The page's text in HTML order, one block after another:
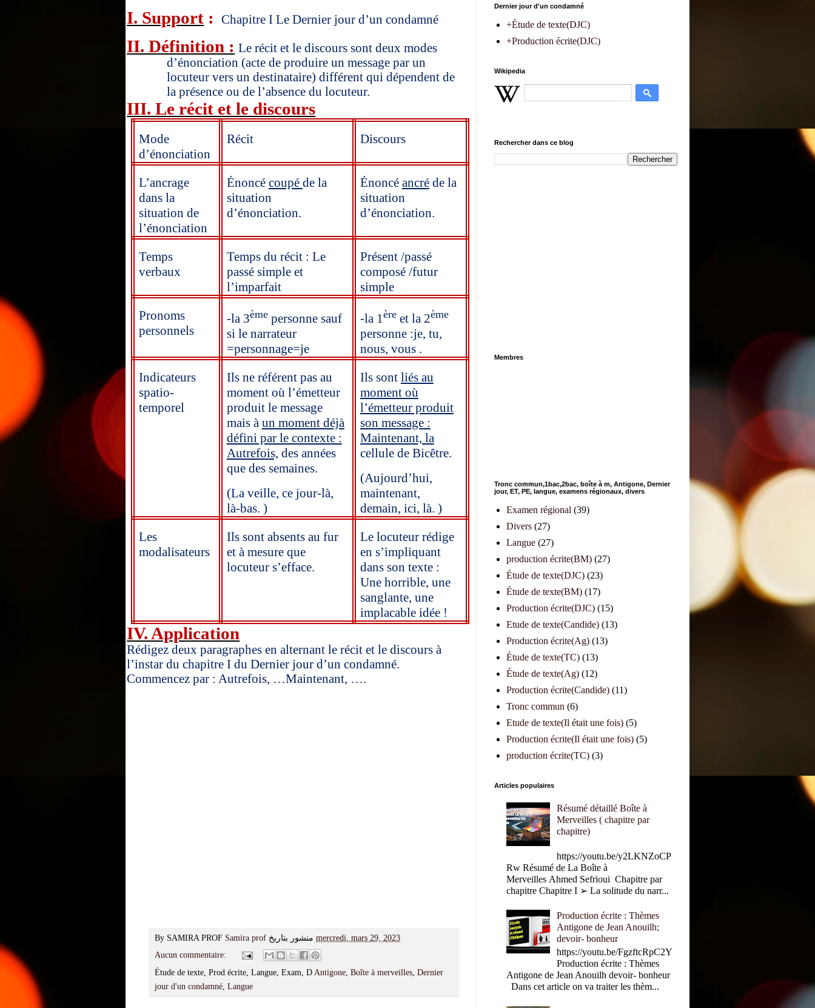
I. Support : Chapitre I Le Dernier jour d’un condamné
II. Définition : Le récit et le discours sont deux modes
d’énonciation (acte de produire un message par un
locuteur vers un destinataire) différent qui dépendent de
la présence ou de l’absence du locuteur.
III. Le récit et le discours
Mode
d’énonciation
Récit Discours
L’ancrage
dans la
situation de
l’énonciation
Énoncé coupé de la
situation
d’énonciation.
Énoncé ancréde la
situation
d’énonciation.
Temps
verbaux
Temps du récit : Le
passé simple et
l’imparfait
Présent /passé
composé /futur
simple
Pronoms
personnels
-la 3èmepersonne sauf
si le narrateur
=personnage=je
-la 1èreet la 2ème
personne :je, tu,
nous, vous .
Indicateurs
spatio-
temporel
Ils ne référent pas au
moment où l’émetteur
produit le message
mais à un moment déjà
défini par le contexte :
Autrefois, des années
que des semaines.
(La veille, ce jour-là,
là-bas. )
Ils sont liés au
moment où
l’émetteur produit
son message :
Maintenant, la
cellule de Bicêtre.
(Aujourd’hui,
maintenant,
demain, ici, là. )
Les
modalisateurs
Ils sont absents au fur
et à mesure que
locuteur s’efface.
Le locuteur rédige
en s’impliquant
dans son texte :
Une horrible, une
sanglante, une
implacable idée !
IV. Application
Rédigez deux paragraphes en alternant le récit et le discours à
l’instar du chapitre I du Dernier jour d’un condamné.
Commencez par : Autrefois, …Maintenant, ….
By SAMIRA PROF Samira prof
mercredi, mars 29, 2023
Aucun commentaire:
Étude de texte, Prod écrite, Langue, Exam, DAntigone, Boîte à merveilles, Dernier
jour d'un condamné, Langue
Dernier jour d'un condamné
+Étude de texte(DJC)
+Production écrite(DJC)
Wikipedia
Rechercher dans ce blog
Membres
Tronc commun,1bac,2bac, boîte à m, Antigone, Dernier
jour, ET, PE, langue, examens régionaux, divers
Examen régional (39)
Divers (27)
Langue (27)
production écrite(BM) (27)
Étude de texte(DJC) (23)
Étude de texte(BM) (17)
Production écrite(DJC) (15)
Etude de texte(Candide) (13)
Production écrite(Ag) (13)
Étude de texte(TC) (13)
Étude de texte(Ag) (12)
Production écrite(Candide) (11)
Tronc commun (6)
Etude de texte(Il était une fois) (5)
Production écrite(Il était une fois) (5)
production écrite(TC) (3)
Articles populaires
Résumé détaillé Boîte à
Merveilles ( chapitre par
chapitre)
https://youtu.be/y2LKNZoCP
Rw Résumé de La Boîte à
Merveilles Ahmed Sefrioui Chapitre par
chapitre Chapitre I ➢ La solitude du narr...
Production écrite : Thèmes
Antigone de Jean Anouilh;
devoir- bonheur
https://youtu.be/FgzftcRpC2Y
Production écrite : Thèmes
Antigone de Jean Anouilh devoir- bonheur
Dans cet article on va traiter les thèm...